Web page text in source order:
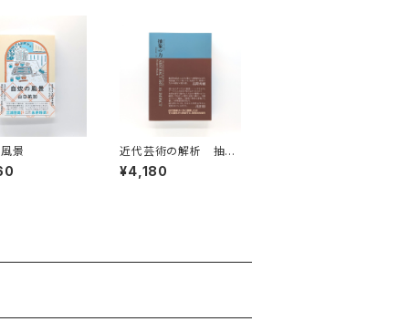
景
近代芸術の解析 抽象
の力
¥4,180